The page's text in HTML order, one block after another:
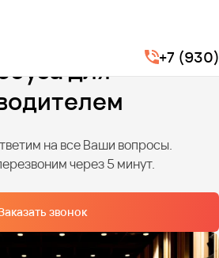
+7
для
на все Ваши вопросы.
через 5 минут.
звонок